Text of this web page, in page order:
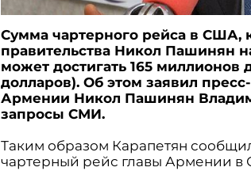
Сумма чартерного рейса в США,
правительства Никол Пашинян
может достигать 165 миллионов
долларов). Об этом заявил
Армении Никол Пашинян
запросы СМИ.
Таким образом Карапетян
чартерный рейс главы Армении